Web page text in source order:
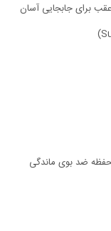
برای جابجایی آسان
ضد بوی ماندگی